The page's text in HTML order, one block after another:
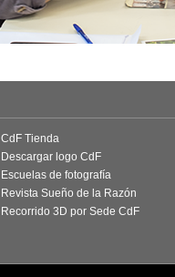
CdF Tienda
Descargar logo CdF
Escuelas de fotografía
Revista Sueño de la Razón
Recorrido 3D por Sede CdF